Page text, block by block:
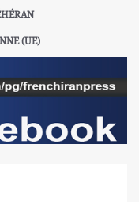
(UE)